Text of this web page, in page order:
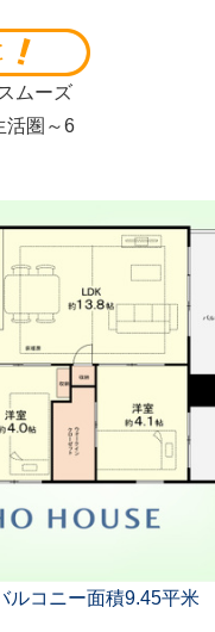
ムーズ
活圏～6
コニー面積9.45平米